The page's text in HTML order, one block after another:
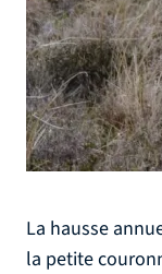
La hausse
la petite